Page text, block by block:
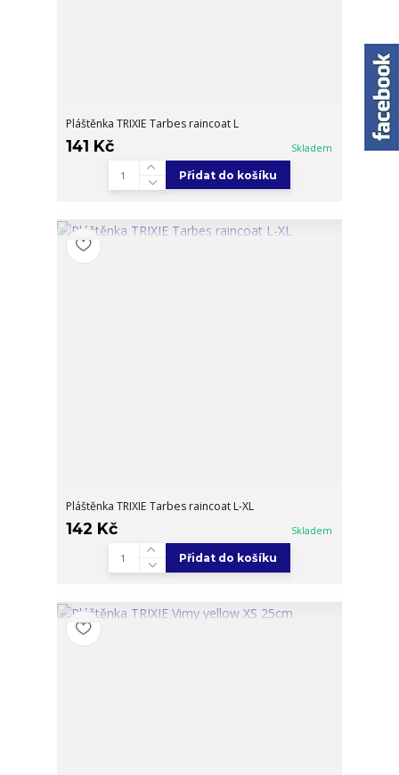
Pláštěnka TRIXIE Tarbes raincoat L
141 Kč Skladem
Přidat do košíku
Pláštěnka TRIXIE Tarbes raincoat L-XL
142 Kč Skladem
Přidat do košíku